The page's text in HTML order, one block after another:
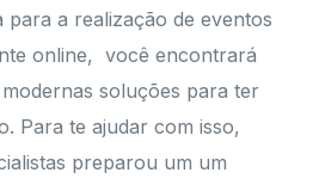
para a realização de eventos
online, você encontrará
soluções para ter
Para te ajudar com isso,
preparou um um